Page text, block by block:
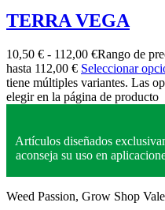
TERRA VEGA
10,50 € - 112,00 €Rango de
hasta 112,00 € Seleccionar
tiene múltiples variantes. Las
elegir en la página de producto
Artículos diseñados
aconseja su uso en
Weed Passion, Grow Shop